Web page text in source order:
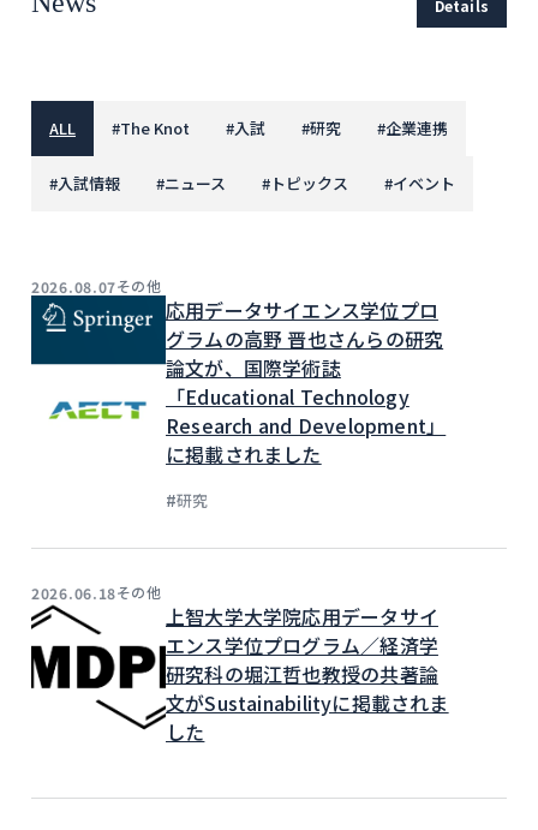
Details
ALL #The Knot #入試 #研究 #企業連携
#入試情報 #ニュース # トピックス #イベント
2026.08.07その他
応用データサイエンス学位プロ
グラムの高野 晋也さんらの研究
論文が、国際学術誌
「Educational Technology
Research and Development」
に掲載されました
#研究
2026.06.18その他
上智大学大学院応用データサイ
エンス学位プログラム／経済学
研究科の堀江哲也教授の共著論
文がSustainabilityに掲載されま
した